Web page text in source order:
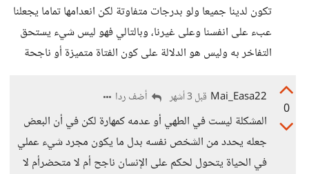
تكون لدينا جميعا ولو بدرجات متفاوتة لكن انعدامها تماما يجعلنا
عبء على انفسنا وعلى غيرنا، وبالتالي فهو ليس شيء يستحق
التفاخر به وليس هو الدلالة على كون الفتاة متميزة أو ناجحة
0
Mai_Easa22 قبل 3 أشهر أضف ردا
المشكلة ليست في الطهي أو عدمه كمهارة لكن في أن البعض
جعله يحدد من الشخص نفسه بدل ما يكون مجرد شيء عملي
في الحياة يتحول لحكم على الإنسان ناجح أم لا متحضرأم لا